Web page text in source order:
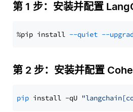
第 1 步：安装并配置
%pip install --quiet --
第 2 步：安装并配置
pip install -qU